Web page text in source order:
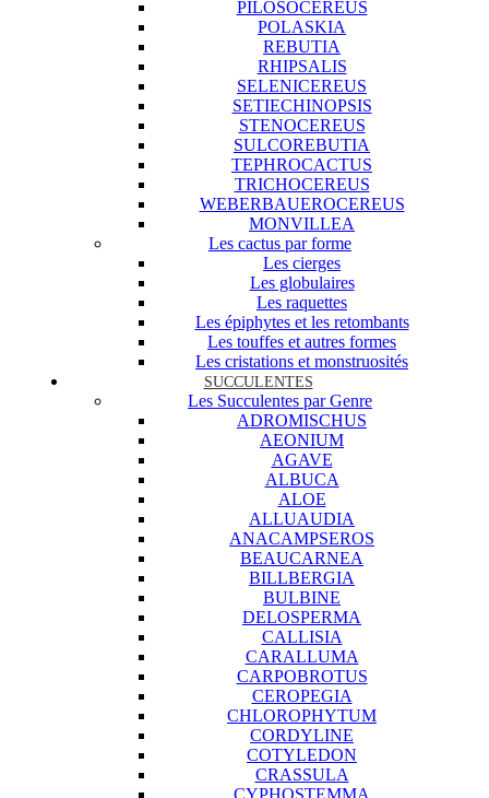
PILOSOCEREUS
POLASKIA
REBUTIA
RHIPSALIS
SELENICEREUS
SETIECHINOPSIS
STENOCEREUS
SULCOREBUTIA
TEPHROCACTUS
TRICHOCEREUS
WEBERBAUEROCEREUS
MONVILLEA
Les cactus par forme
Les cierges
Les globulaires
Les raquettes
Les épiphytes et les retombants
Les touffes et autres formes
Les cristations et monstruosités
SUCCULENTES
Les Succulentes par Genre
ADROMISCHUS
AEONIUM
AGAVE
ALBUCA
ALOE
ALLUAUDIA
ANACAMPSEROS
BEAUCARNEA
BILLBERGIA
BULBINE
DELOSPERMA
CALLISIA
CARALLUMA
CARPOBROTUS
CEROPEGIA
CHLOROPHYTUM
CORDYLINE
COTYLEDON
CRASSULA
CYPHOSTEMMA